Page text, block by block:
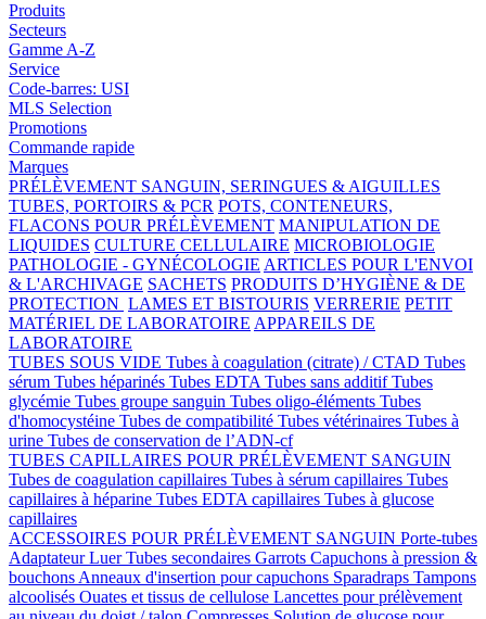
Produits
Secteurs
Gamme A-Z
Service
Code-barres: USI
MLS Selection
Promotions
Commande rapide
Marques
PRÉLÈVEMENT SANGUIN, SERINGUES & AIGUILLES
TUBES, PORTOIRS & PCR POTS, CONTENEURS,
FLACONS POUR PRÉLÈVEMENT MANIPULATION DE
LIQUIDES CULTURE CELLULAIRE MICROBIOLOGIE
PATHOLOGIE - GYNÉCOLOGIE ARTICLES POUR L'ENVOI
& L'ARCHIVAGE SACHETS PRODUITS D’HYGIÈNE & DE
PROTECTION LAMES ET BISTOURIS VERRERIE PETIT
MATÉRIEL DE LABORATOIRE APPAREILS DE
LABORATOIRE
TUBES SOUS VIDE Tubes à coagulation (citrate) / CTAD Tubes
sérum Tubes héparinés Tubes EDTA Tubes sans additifTubes
glycémie Tubes groupe sanguin Tubes oligo-éléments Tubes
d'homocystéine Tubes de compatibilité Tubes vétérinaires Tubes à
urine Tubes de conservation de l’ADN-cf
TUBES CAPILLAIRES POUR PRÉLÈVEMENT SANGUIN
Tubes de coagulation capillaires Tubes à sérum capillaires Tubes
capillaires à héparine Tubes EDTA capillaires Tubes à glucose
capillaires
ACCESSOIRES POUR PRÉLÈVEMENT SANGUIN Porte-tubes
Adaptateur LuerTubes secondaires Garrots Capuchons à pression &
bouchons Anneaux d'insertion pour capuchons Sparadraps Tampons
alcoolisés Ouates et tissus de cellulose Lancettes pour prélèvement